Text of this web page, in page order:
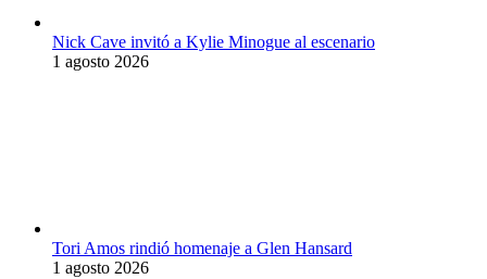
Nick Cave invitó a Kylie Minogue al escenario
1 agosto 2026
Tori Amos rindió homenaje a Glen Hansard
1 agosto 2026